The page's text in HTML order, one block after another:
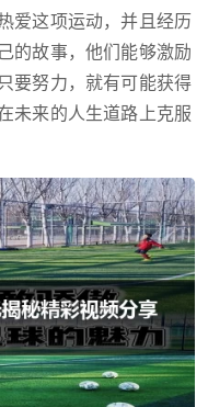
爱这项运动，并且经历
的故事，他们能够激励
要努力，就有可能获得
未来的人生道路上克服